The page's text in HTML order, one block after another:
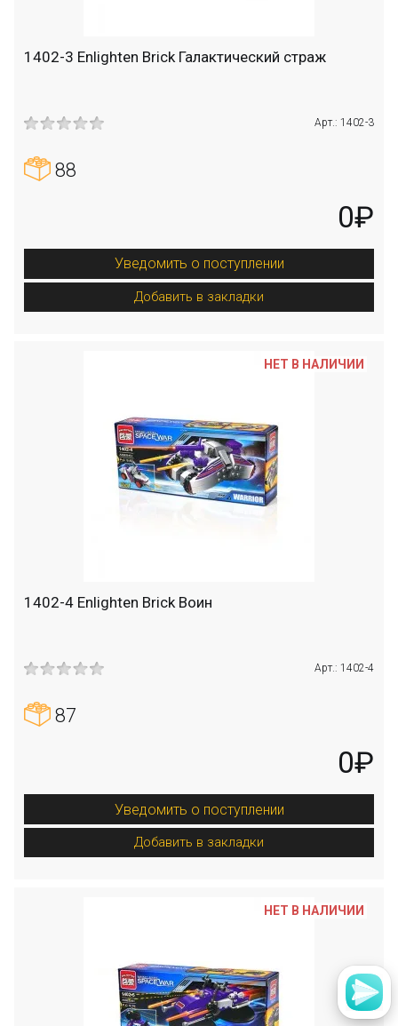
1402-3 Enlighten Brick Галактический страж
Арт.: 1402-3
88
0₽
Уведомить о поступлении
Добавить в закладки
1402-4 Enlighten Brick Воин
Арт.: 1402-4
87
0₽
Уведомить о поступлении
Добавить в закладки
НЕТ В НАЛИЧИИ
НЕТ В НАЛИЧИИ